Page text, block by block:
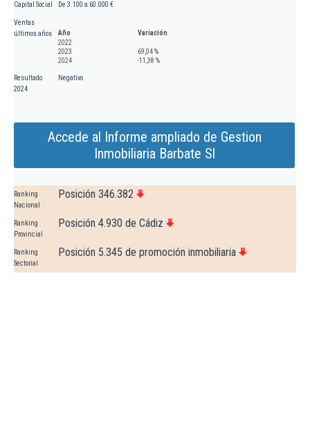
Capital Social De 3.100 a 60.000 €
Ventas
últimos años
Año
Variación
2022
2023
69,04 %
2024
-11,38 %
Resultado
2024
Negativo
Accede al Informe ampliado de Gestion
Inmobiliaria Barbate Sl
Ranking
Nacional
Posición 346.382
Ranking
Provincial
Posición 4.930 de Cádiz
Ranking
Sectorial
Posición 5.345 de promoción inmobiliaria